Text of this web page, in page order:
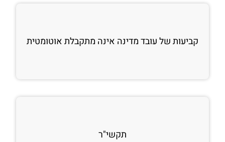
קביעות של עובד מדינה אינה מתקבלת אוטומטית
תקשי"ר